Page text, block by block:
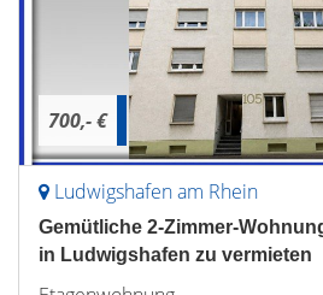
700,- €
Ludwigshafen am Rhein
Gemütliche 2-Zimmer-
in Ludwigshafen zu vermieten